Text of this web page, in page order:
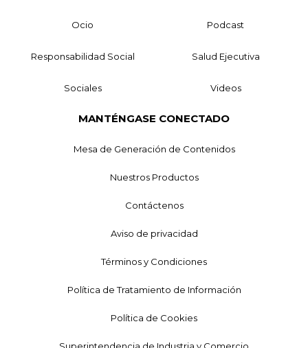
Ocio Podcast
Responsabilidad Social Salud Ejecutiva
Sociales Videos
MANTÉNGASE CONECTADO
Mesa de Generación de Contenidos
Nuestros Productos
Contáctenos
Aviso de privacidad
Términos y Condiciones
Política de Tratamiento de Información
Política de Cookies
Superintendencia de Industria y Comercio